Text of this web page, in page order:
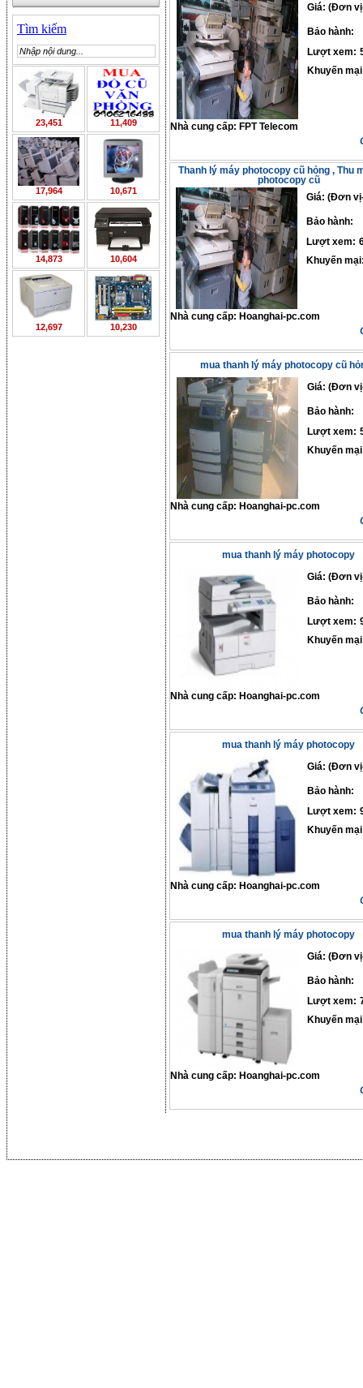
Tìm kiếm
23,451 11,409
17,964 10,671
14,873 10,604
12,697 10,230
Giá: (Đơn
Bảo hành:
Lượt xem:
Khuyến
Nhà cung cấp: FPT Telecom
Thanh lý máy photocopy cũ hỏng , Thu
photocopy cũ
Giá: (Đơn
Bảo hành:
Lượt xem:
Khuyến
Nhà cung cấp: Hoanghai-pc.com
mua thanh lý máy photocopy cũ
Giá: (Đơn
Bảo hành:
Lượt xem:
Khuyến
Nhà cung cấp: Hoanghai-pc.com
mua thanh lý máy photocopy
Giá: (Đơn
Bảo hành:
Lượt xem:
Khuyến
Nhà cung cấp: Hoanghai-pc.com
mua thanh lý máy photocopy
Giá: (Đơn
Bảo hành:
Lượt xem:
Khuyến
Nhà cung cấp: Hoanghai-pc.com
mua thanh lý máy photocopy
Giá: (Đơn
Bảo hành:
Lượt xem:
Khuyến
Nhà cung cấp: Hoanghai-pc.com